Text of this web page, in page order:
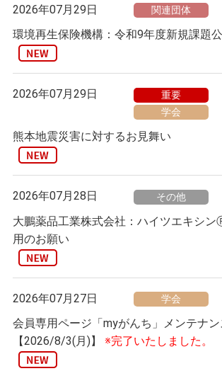
2026年07月29日 関連団体
環境再生保険機構：令和9年度新規課題
2026年07月29日
重要
学会
熊本地震災害に対するお見舞い
2026年07月28日 その他
大鵬薬品工業株式会社：ハイツエキシ
用のお願い
2026年07月27日 学会
会員専用ページ「myがんち」メンテナ
【2026/8/3(月)】 ※完了いたしました。